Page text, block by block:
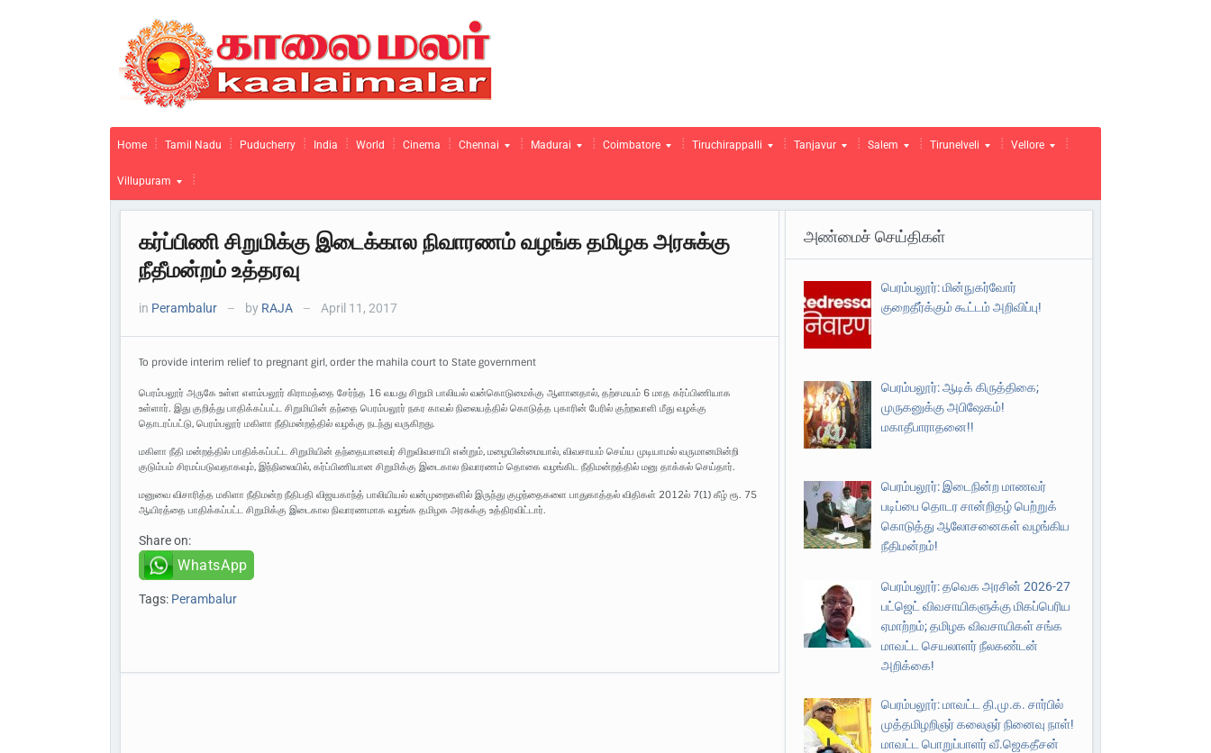
Home Tamil Nadu Puducherry India World Cinema Chennai Madurai Coimbatore Tiruchirappalli Tanjavur Salem Tirunelveli Vellore
Villupuram
கர்ப்பிணி சிறுமிக்கு இடைக்கால நிவாரணம் வழங்க தமிழக அரசுக்கு
நீதீமன்றம் உத்தரவு
in Perambalur — by RAJA — April 11, 2017
To provide interim relief to pregnant girl, order the mahila court to State government
பெரம்பலூர் அருகே உள்ள எளம்பலூர் கிராமத்தை சேர்ந்த 16 வயது சிறுமி பாலியல் வன்கொடுமைக்கு ஆளானதால், தற்சமயம் 6 மாத கர்ப்பிணியாக
உள்ளார். இது குறித்து பாதிக்கப்பட்ட சிறுமியின் தந்தை பெரம்பலூர் நகர காவல் நிலையத்தில் கொடுத்த புகாரின் பேரில் குற்றவாளி மீது வழக்கு
தொடரப்பட்டு, பெரம்பலூர் மகிளா நீதிமன்றத்தில் வழக்கு நடந்து வருகிறது.
மகிளா நீதி மன்றத்தில் பாதிக்கப்பட்ட சிறுமியின் தந்தையானவர் சிறுவிவசாயி என்றும், மழையின்மையால், விவசாயம் செய்ய முடியாமல் வருமானமின்றி
குடும்பம் சிரமப்படுவதாகவும், இந்நிலையில், கர்ப்பிணியான சிறுமிக்கு இடைகால நிவாரணம் தொகை வழங்கிட நீதிமன்றத்தில் மனு தாக்கல் செய்தார்.
மனுவை விசாரித்த மகிளா நீதிமன்ற நீதிபதி விஜயகாந்த் பாலியியல் வன்முறைகளில் இருந்து குழந்தைகளை பாதுகாத்தல் விதிகள் 2012ல் 7(1) கீழ் ரூ. 75
ஆயிரத்தை பாதிக்கப்பட்ட சிறுமிக்கு இடைகால நிவாரணமாக வழங்க தமிழக அரசுக்கு உத்திரவிட்டார்.
Share on:
WhatsApp
Tags: Perambalur
அண்மைச் செய்திகள்
பெரம்பலூர்: மின்நுகர்வோர்
குறைதீர்க்கும் கூட்டம் அறிவிப்பு!
பெரம்பலூர்: ஆடிக் கிருத்திகை;
முருகனுக்கு அபிஷேகம்!
மகாதீபாராதனை!!
பெரம்பலூர்: இடைநின்ற மாணவர்
படிப்பை தொடர சான்றிதழ் பெற்றுக்
கொடுத்து ஆலோசனைகள் வழங்கிய
நீதிமன்றம்!
பெரம்பலூர்: தவெக அரசின் 2026-27
பட்ஜெட் விவசாயிகளுக்கு மிகப்பெரிய
ஏமாற்றம்; தமிழக விவசாயிகள் சங்க
மாவட்ட செயலாளர் நீலகண்டன்
அறிக்கை!
பெரம்பலூர்: மாவட்ட தி.மு.க. சார்பில்
முத்தமிழறிஞர் கலைஞர் நினைவு நாள்!
மாவட்ட பொறுப்பாளர் வீ.ஜெகதீசன்